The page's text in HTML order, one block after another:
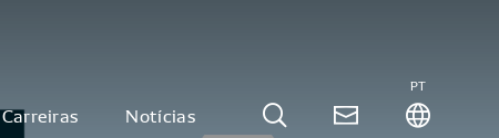
Carreiras Notícias
PT